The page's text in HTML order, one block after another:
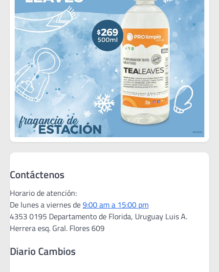
Contáctenos
Horario de atención:
De lunes a viernes de9:00 am a 15:00 pm
4353 0195 Departamento de Florida, Uruguay Luis A.
Herrera esq. Gral. Flores 609
Diario Cambios